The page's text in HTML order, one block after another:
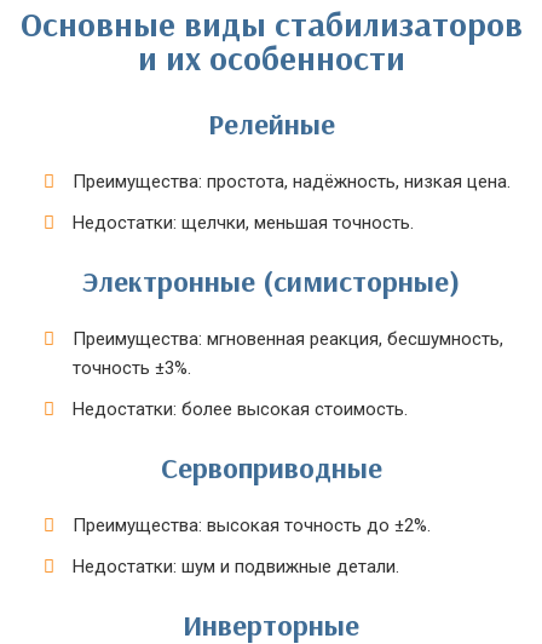
Основные виды стабилизаторов
и их особенности
Релейные
Преимущества: простота, надёжность, низкая цена.
Недостатки: щелчки, меньшая точность.
Электронные (симисторные)
Преимущества: мгновенная реакция, бесшумность,
точность ±3%.
Недостатки: более высокая стоимость.
Сервоприводные
Преимущества: высокая точность до ±2%.
Недостатки: шум и подвижные детали.
Инверторные